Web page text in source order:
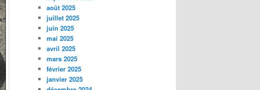
août 2025
juillet 2025
juin 2025
mai 2025
avril 2025
mars 2025
février 2025
janvier 2025